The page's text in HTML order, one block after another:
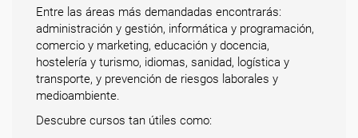
Entre las áreas más demandadas encontrarás:
administración y gestión, informática y programación,
comercio y marketing, educación y docencia,
hostelería y turismo, idiomas, sanidad, logística y
transporte, y prevención de riesgos laborales y
medioambiente.
Descubre cursos tan útiles como: